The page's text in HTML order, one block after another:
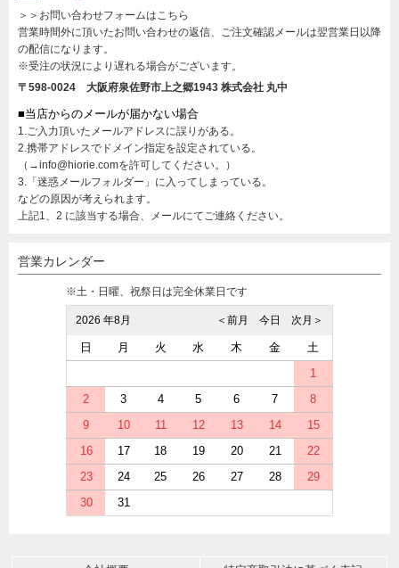
＞＞お問い合わせフォームはこちら
営業時間外に頂いたお問い合わせの返信、ご注文確認メールは翌営業日以降
の配信になります。
※受注の状況により遅れる場合がございます。
〒598-0024 大阪府泉佐野市上之郷1943 株式会社 丸中
■当店からのメールが届かない場合
1.ご入力頂いたメールアドレスに誤りがある。
2.携帯アドレスでドメイン指定を設定されている。
（→info@hiorie.comを許可してください。）
3.「迷惑メールフォルダー」に入ってしまっている。
などの原因が考えられます。
上記1、2 に該当する場合、メールにてご連絡ください。
営業カレンダー
※土・日曜、祝祭日は完全休業日です
2026 年8月 次月＞
今日
＜前月
日 月 火 水 木 金
土
1
2
3 4 5 6 7
8
9
10 11 12 13 14
15
16
17 18 19 20 21
22
23
24 25 26 27 28
29
30
31